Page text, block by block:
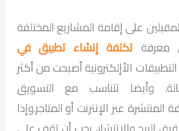
على إقامة المشاريع المختلفة
معرفة تكلفة إنشاء تطبيق في
الأإلكترونية أصبحت من أكثر
وأيضا تتناسب مع التسويق
عبر الإنترنت أو المتاجر.وإذا